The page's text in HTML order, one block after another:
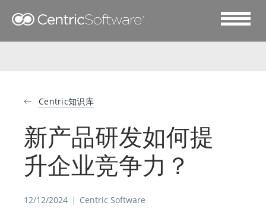
Centric知识库
新产品研发如何提
升企业竞争力？
12/12/2024 Centric Software